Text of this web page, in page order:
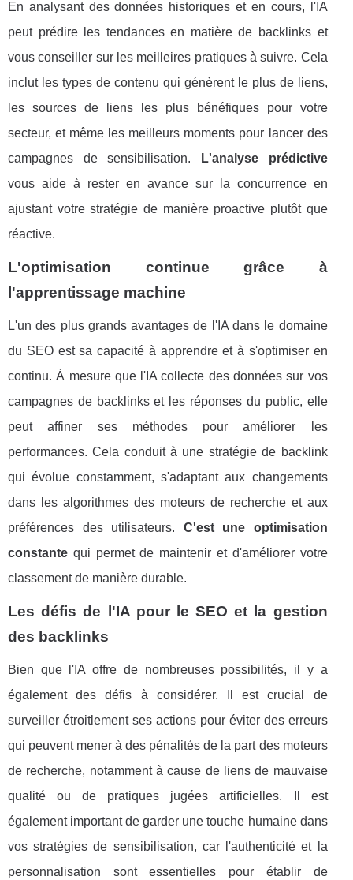
En analysant des données historiques et en cours, l'IA
peut prédire les tendances en matière de backlinks et
vous conseiller sur les meilleires pratiques à suivre. Cela
inclut les types de contenu qui génèrent le plus de liens,
les sources de liens les plus bénéfiques pour votre
secteur, et même les meilleurs moments pour lancer des
campagnes de sensibilisation.
L'analyse prédictive
vous aide à rester en avance sur la concurrence en
ajustant votre stratégie de manière proactive plutôt que
réactive.
L'optimisation continue grâce à
l'apprentissage machine
L'un des plus grands avantages de l'IA dans le domaine
du SEO est sa capacité à apprendre et à s'optimiser en
continu. À mesure que l'IA collecte des données sur vos
campagnes de backlinks et les réponses du public, elle
peut affiner ses méthodes pour améliorer les
performances. Cela conduit à une stratégie de backlink
qui évolue constamment, s'adaptant aux changements
dans les algorithmes des moteurs de recherche et aux
préférences des utilisateurs. C'est une optimisation
constante qui permet de maintenir et d'améliorer votre
classement de manière durable.
Les défis de l'IA pour le SEO et la gestion
des backlinks
Bien que l'IA offre de nombreuses possibilités, il y a
également des défis à considérer. Il est crucial de
surveiller étroitlement ses actions pour éviter des erreurs
qui peuvent mener à des pénalités de la part des moteurs
de recherche, notamment à cause de liens de mauvaise
qualité ou de pratiques jugées artificielles. Il est
également important de garder une touche humaine dans
vos stratégies de sensibilisation, car l'authenticité et la
personnalisation sont essentielles pour établir de